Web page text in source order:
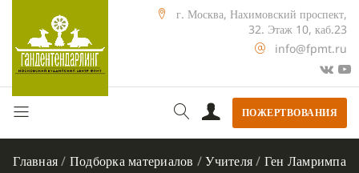
г. Москва, Нахимовский проспект,
32. Этаж 10, каб.23
info@fpmt.ru
ПОЖЕРТВОВАНИЯ
Главная/ Подборка материалов /Учителя/ Ген Ламримпа